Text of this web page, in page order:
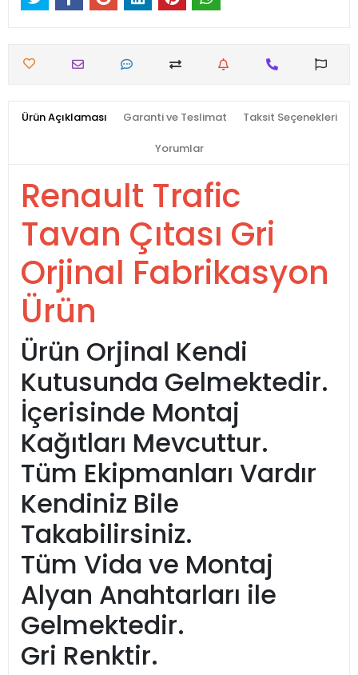
Ürün Açıklaması Garanti ve Teslimat Taksit Seçenekleri
Yorumlar
Renault Trafic
Tavan Çıtası Gri
Orjinal Fabrikasyon
Ürün
Ürün Orjinal Kendi
Kutusunda Gelmektedir.
İçerisinde Montaj
Kağıtları Mevcuttur.
Tüm Ekipmanları Vardır
Kendiniz Bile
Takabilirsiniz.
Tüm Vida ve Montaj
Alyan Anahtarları ile
Gelmektedir.
Gri Renktir.